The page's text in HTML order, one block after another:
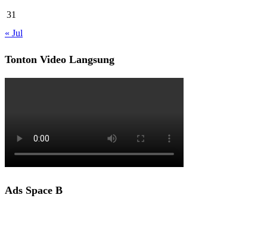
31
« Jul
Tonton Video Langsung
Ads Space B